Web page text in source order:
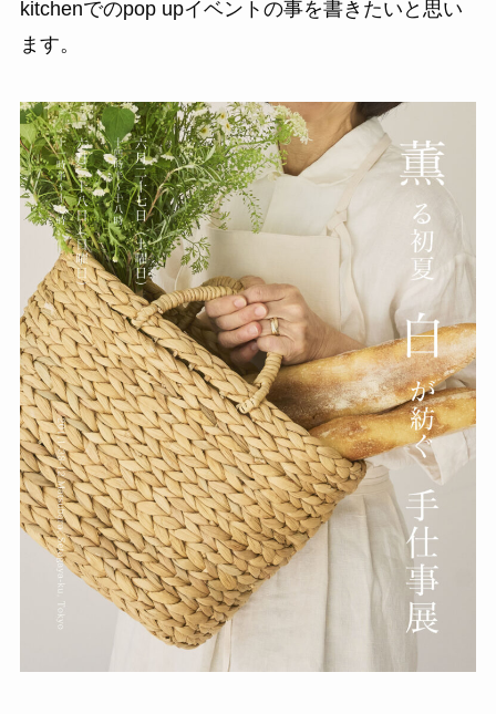
kitchenでのpop upイベントの事を書きたいと思い
ます。